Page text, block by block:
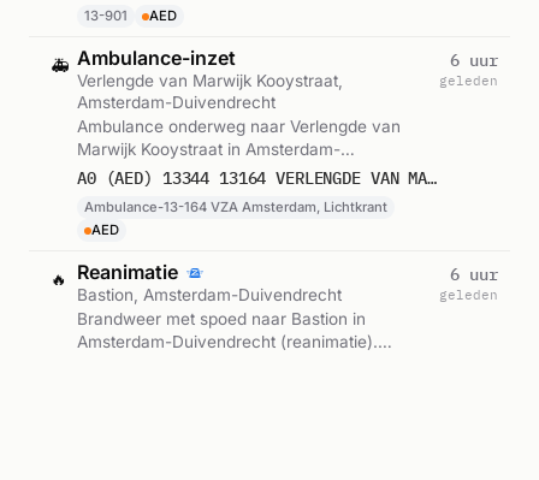
13-901 AED
🚑 Ambulance-inzet
Verlengde van Marwijk Kooystraat,
Amsterdam-Duivendrecht
Ambulance onderweg naar Verlengde van
Marwijk Kooystraat in Amsterdam-
Duivendrecht (reanimatie met AED). Ingezet:
Lichtkrant. Gemeld om 23:28.
A0 (AED) 13344 13164 VERLENGDE VAN MARWIJK KOOYSTRAAT 1114 AMSTERDAM-DUIVENDRECHT 76145 76146
Ambulance-13-164 VZA Amsterdam, Lichtkrant
AED
6 uur
geleden
🔥 Reanimatie
Bastion, Amsterdam-Duivendrecht
Brandweer met spoed naar Bastion in
Amsterdam-Duivendrecht (reanimatie).
6 uur
geleden